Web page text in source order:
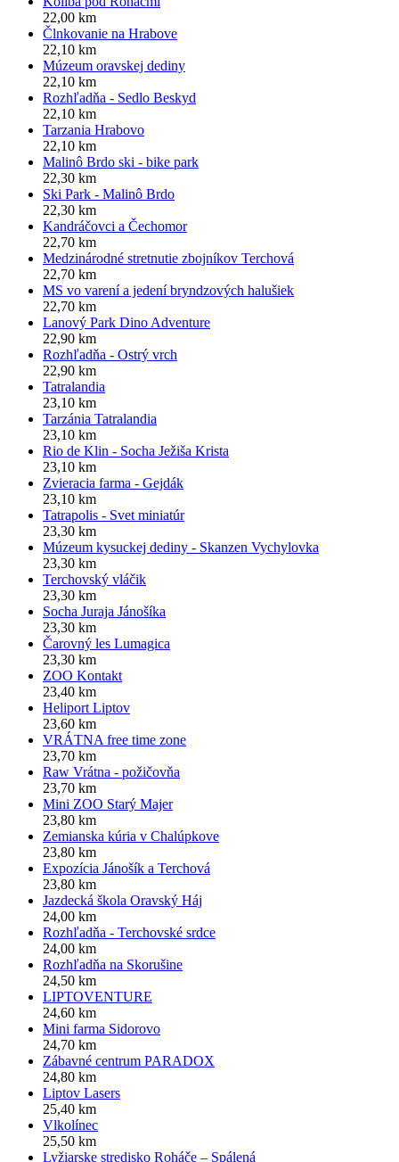
22,00 km
Člnkovanie na Hrabove
22,10 km
Múzeum oravskej dediny
22,10 km
Rozhľadňa - Sedlo Beskyd
22,10 km
Tarzania Hrabovo
22,10 km
Malinô Brdo ski - bike park
22,30 km
Ski Park - Malinô Brdo
22,30 km
Kandráčovci a Čechomor
22,70 km
Medzinárodné stretnutie zbojníkov Terchová
22,70 km
MS vo varení a jedení bryndzových halušiek
22,70 km
Lanový Park Dino Adventure
22,90 km
Rozhľadňa - Ostrý vrch
22,90 km
Tatralandia
23,10 km
Tarzánia Tatralandia
23,10 km
Rio de Klin - Socha Ježiša Krista
23,10 km
Zvieracia farma - Gejdák
23,10 km
Tatrapolis - Svet miniatúr
23,30 km
Múzeum kysuckej dediny - Skanzen Vychylovka
23,30 km
Terchovský vláčik
23,30 km
Socha Juraja Jánošíka
23,30 km
Čarovný les Lumagica
23,30 km
ZOO Kontakt
23,40 km
Heliport Liptov
23,60 km
VRÁTNA free time zone
23,70 km
Raw Vrátna - požičovňa
23,70 km
Mini ZOO Starý Majer
23,80 km
Zemianska kúria v Chalúpkove
23,80 km
Expozícia Jánošík a Terchová
23,80 km
Jazdecká škola Oravský Háj
24,00 km
Rozhľadňa - Terchovské srdce
24,00 km
Rozhľadňa na Skorušine
24,50 km
LIPTOVENTURE
24,60 km
Mini farma Sidorovo
24,70 km
Zábavné centrum PARADOX
24,80 km
Liptov Lasers
25,40 km
Vlkolínec
25,50 km
Lyžiarske stredisko Roháče – Spálená